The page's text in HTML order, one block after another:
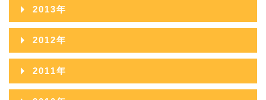
2022年02月
2022年01月
2021年03月
2021年02月
2021年01月
2020年03月
2020年02月
2020年01月
2019年05月
2019年03月
2019年02月
2018年07月
2018年06月
2018年05月
2017年08月
2017年07月
2017年06月
2017年05月
2016年09月
2016年08月
2016年07月
2016年06月
2015年10月
2015年09月
2015年08月
2015年07月
2014年12月
2014年11月
2014年10月
2014年09月
2013年
2013年12月
2013年11月
2013年10月
2012年
2012年12月
2012年11月
2011年
2011年12月